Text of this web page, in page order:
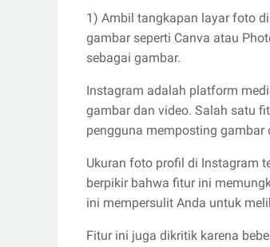
1) Ambil tangkapan layar foto
gambar seperti Canva atau
sebagai gambar.
Instagram adalah platform
gambar dan video. Salah satu
pengguna memposting gambar
Ukuran foto profil di Instagram
berpikir bahwa fitur ini
ini mempersulit Anda untuk
Fitur ini juga dikritik karena